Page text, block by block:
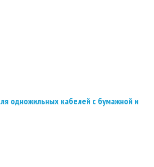
одножильных кабелей с бумажной и